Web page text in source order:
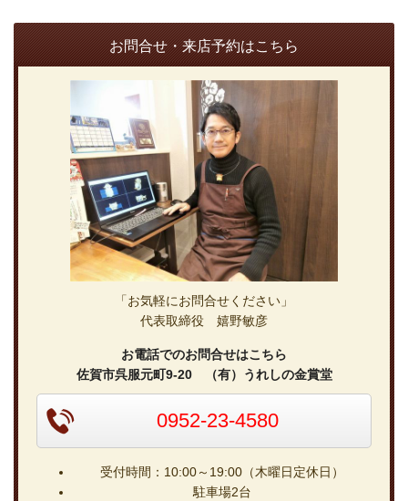
お問合せ・来店予約はこちら
「お気軽にお問合せください」
代表取締役 嬉野敏彦
お電話でのお問合せはこちら
佐賀市呉服元町9-20 （有）うれしの金賞堂
0952-23-4580
受付時間：10:00～19:00（木曜日定休日）
駐車場2台